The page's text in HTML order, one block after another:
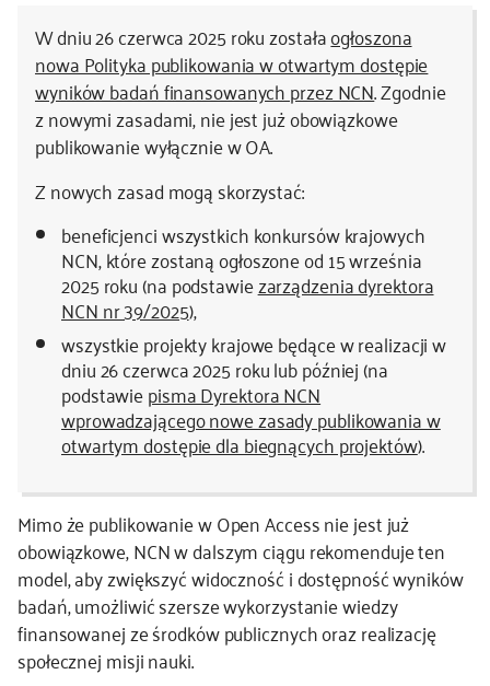
W dniu 26 czerwca 2025 roku zostałaogłoszona
nowa Polityka publikowania w otwartym dostępie
wyników badań finansowanych przez NCN. Zgodnie
z nowymi zasadami, nie jest już obowiązkowe
publikowanie wyłącznie w OA.
Z nowych zasad mogą skorzystać:
beneficjenci wszystkich konkursów krajowych
NCN, które zostaną ogłoszone od 15 września
2025 roku (na podstawiezarządzenia dyrektora
NCN nr 39/2025),
wszystkie projekty krajowe będące w realizacji w
dniu 26 czerwca 2025 roku lub później (na
podstawiepisma Dyrektora NCN
wprowadzającego nowe zasady publikowania w
otwartym dostępie dla biegnących projektów).
Mimo że publikowanie w Open Access nie jest już
obowiązkowe, NCN w dalszym ciągu rekomenduje ten
model, aby zwiększyć widoczność i dostępność wyników
badań, umożliwić szersze wykorzystanie wiedzy
finansowanej ze środków publicznych oraz realizację
społecznej misji nauki.